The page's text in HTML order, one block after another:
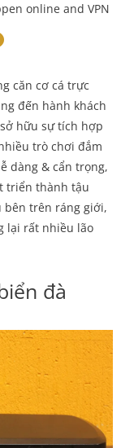
online and VPN
căn cơ cá trực
đến hành khách
hữu sự tích hợp
trò chơi đắm
dàng & cẩn trọng,
triển thành tậu
bên trên ráng giới,
lại rất nhiều lão
đà